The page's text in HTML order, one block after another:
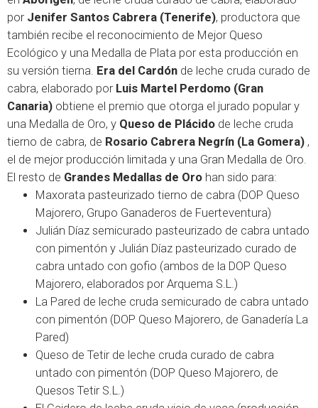
por Jenifer Santos Cabrera (Tenerife), productora que
también recibe el reconocimiento de Mejor Queso
Ecológico y una Medalla de Plata por esta producción en
su versión tierna. Era del Cardón de leche cruda curado de
cabra, elaborado por Luis Martel Perdomo (Gran
Canaria) obtiene el premio que otorga el jurado popular y
una Medalla de Oro, y Queso de Plácido de leche cruda
tierno de cabra, de Rosario Cabrera Negrín (La Gomera) ,
el de mejor producción limitada y una Gran Medalla de Oro.
El resto de Grandes Medallas de Oro han sido para:
Maxorata pasteurizado tierno de cabra (DOP Queso
Majorero, Grupo Ganaderos de Fuerteventura)
Julián Díaz semicurado pasteurizado de cabra untado
con pimentón y Julián Díaz pasteurizado curado de
cabra untado con gofio (ambos de la DOP Queso
Majorero, elaborados por Arquema S.L.)
La Pared de leche cruda semicurado de cabra untado
con pimentón (DOP Queso Majorero, de Ganadería La
Pared)
Queso de Tetir de leche cruda curado de cabra
untado con pimentón (DOP Queso Majorero, de
Quesos Tetir S.L.)